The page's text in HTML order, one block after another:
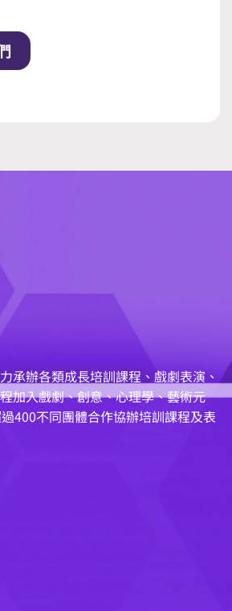
承辦各類成長培訓課程、戲劇表演、
加入戲劇、創意、心理學、藝術元
400不同團體合作協辦培訓課程及表